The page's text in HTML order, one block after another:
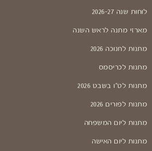
לוחות שנה 2026-27
מארזי מתנה לראש השנה
מתנות לחנוכה 2026
מתנות לכריסמס
מתנות לט"ו בשבט 2026
מתנות לפורים 2026
מתנות ליום המשפחה
מתנות ליום האישה